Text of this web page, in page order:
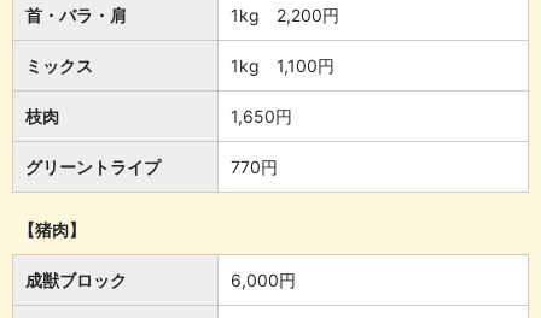
首・バラ・肩 1kg 2,200円
ミックス 1kg 1,100円
枝肉 1,650円
グリーントライプ 770円
【猪肉】
成獣ブロック 6,000円